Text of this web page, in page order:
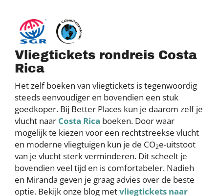
Vliegtickets rondreis Costa
Rica
Het zelf boeken van vliegtickets is tegenwoordig
steeds eenvoudiger en bovendien een stuk
goedkoper. Bij Better Places kun je daarom zelf je
vlucht naar Costa Rica boeken. Door waar
mogelijk te kiezen voor een rechtstreekse vlucht
en moderne vliegtuigen kun je de CO2e-uitstoot
van je vlucht sterk verminderen. Dit scheelt je
bovendien veel tijd en is comfortabeler. Nadieh
en Miranda geven je graag advies over de beste
optie. Bekijk onze blog metvliegtickets naar